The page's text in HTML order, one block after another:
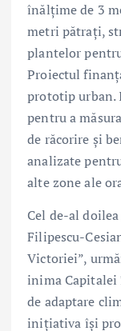
înălțime de 3
metri pătrați,
plantelor
Proiectul
prototip
pentru a
de răcorire și
analizate
alte zone ale
Cel de-al
Filipescu-
Victoriei”,
inima
de adaptare
inițiativa își